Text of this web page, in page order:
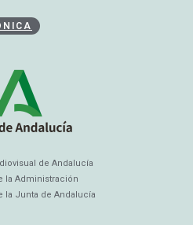
de Andalucía
la Administración
la Junta de Andalucía